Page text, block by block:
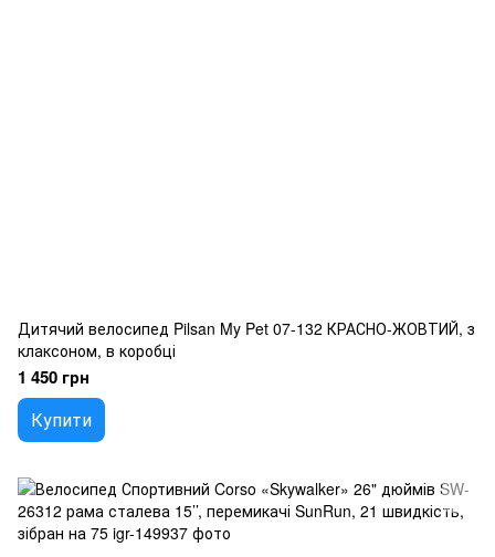
Дитячий велосипед Pilsan My Pet 07-132 КРАСНО-ЖОВТИЙ, з
клаксоном, в коробці
1 450 грн
Купити